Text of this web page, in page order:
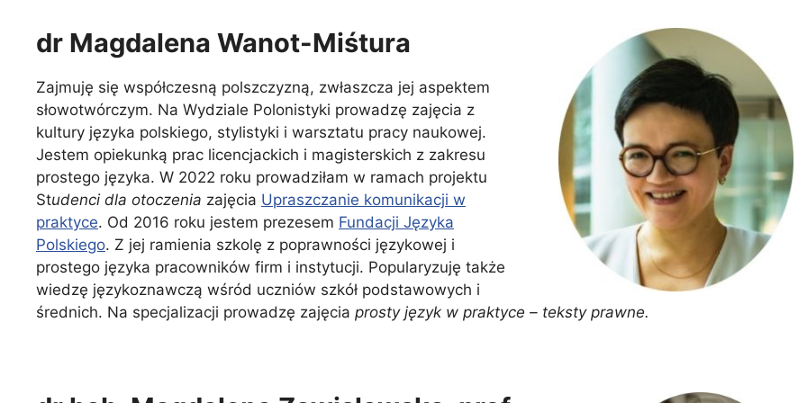
dr Magdalena Wanot-Miśtura
Zajmuję się współczesną polszczyzną, zwłaszcza jej aspektem
słowotwórczym. Na Wydziale Polonistyki prowadzę zajęcia z
kultury języka polskiego, stylistyki i warsztatu pracy naukowej.
Jestem opiekunką prac licencjackich i magisterskich z zakresu
prostego języka. W 2022 roku prowadziłam w ramach projektu
Studenci dla otoczenia zajęcia Upraszczanie komunikacji w
praktyce. Od 2016 roku jestem prezesem Fundacji Języka
Polskiego. Z jej ramienia szkolę z poprawności językowej i
prostego języka pracowników firm i instytucji. Popularyzuję także
wiedzę językoznawczą wśród uczniów szkół podstawowych i
średnich. Na specjalizacji prowadzę zajęcia prosty język w praktyce – teksty prawne.